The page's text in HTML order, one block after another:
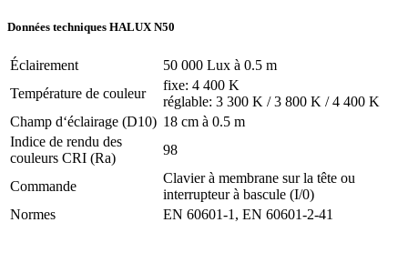
Données techniques HALUX N50
Normes EN 60601-1, EN 60601-2-41
Éclairement
50 000 Lux à 0.5 m
Température de couleur
fixe: 4 400 K
réglable: 3 300 K / 3 800 K / 4 400 K
Champ d‘éclairage (D10) 18 cm à 0.5 m
Indice de rendu des
couleurs CRI (Ra)
98
Commande
Clavier à membrane sur la tête ou
interrupteur à bascule (I/0)